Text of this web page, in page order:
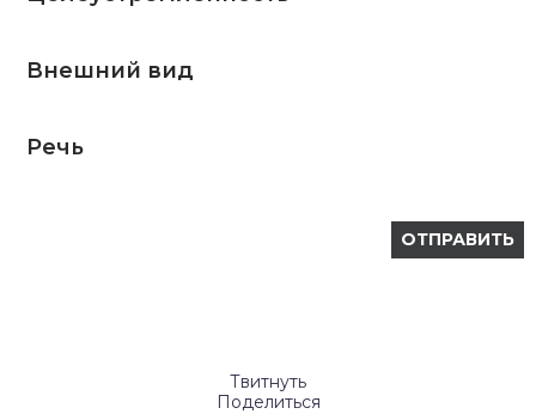
Внешний вид
Речь
Твитнуть
Поделиться